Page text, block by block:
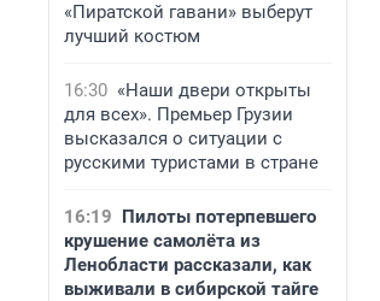
«Пиратской гавани» выберут
лучший костюм
16:30 «Наши двери открыты
для всех». Премьер Грузии
высказался о ситуации с
русскими туристами в стране
16:19 Пилоты потерпевшего
крушение самолёта из
Ленобласти рассказали, как
выживали в сибирской тайге